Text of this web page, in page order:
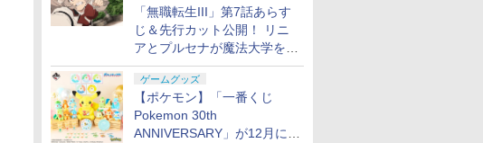
「無職転生III」第7話あらす
じ＆先行カット公開！ リニ
アとプルセナが魔法大学を卒
業
ゲームグッズ
【ポケモン】「一番くじ
Pokemon 30th
ANNIVERSARY」が12月に再